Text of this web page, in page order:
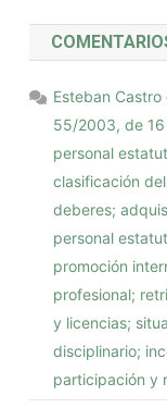
Esteban Castro
55/2003, de
personal
clasificación
deberes;
personal
promoción
profesional;
y licencias;
disciplinario;
participación y